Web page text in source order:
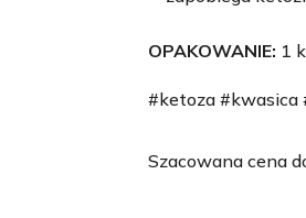
OPAKOWANIE: 1
#ketoza #kwasica
Szacowana cena